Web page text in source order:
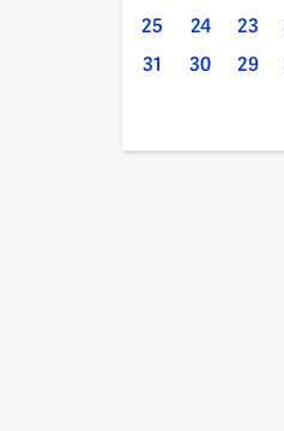
23
24
25
29
30
31